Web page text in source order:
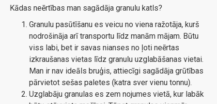
Kādas neērtības man sagādāja granulu katls?
Granulu pasūtīšanu es veicu no viena ražotāja, kurš
nodrošināja arī transportu līdz manām mājam. Būtu
viss labi, bet ir savas nianses no ļoti neērtas
izkraušanas vietas līdz granulu uzglabāšanas vietai.
Man ir nav ideāls bruģis, attiecīgi sagādāja grūtības
pārvietot sešas paletes (katra sver vienu tonnu).
Uzglabāju granulas es zem nojumes vietā, kur labāk